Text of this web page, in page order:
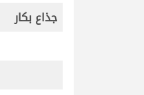
جذاع بكار